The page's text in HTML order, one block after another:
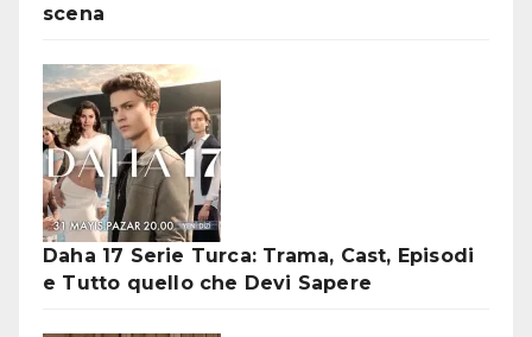
scena
Daha 17 Serie Turca: Trama, Cast, Episodi
e Tutto quello che Devi Sapere